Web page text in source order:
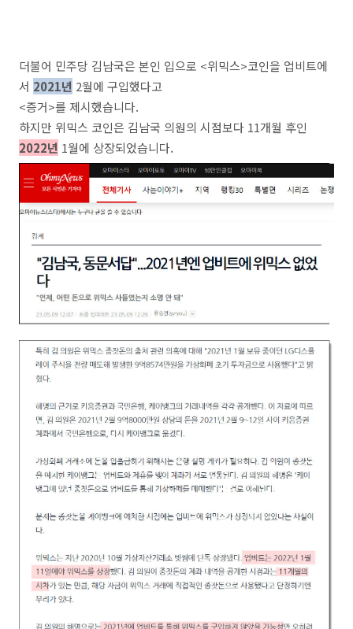
더불어 민주당 김남국은 본인 입으로 <위믹스>코인을 업비트에
서 2021년 2월에 구입했다고
<증거>를 제시했습니다.
하지만 위믹스 코인은 김남국 의원의 시점보다 11개월 후인
2022년 1월에 상장되었습니다.